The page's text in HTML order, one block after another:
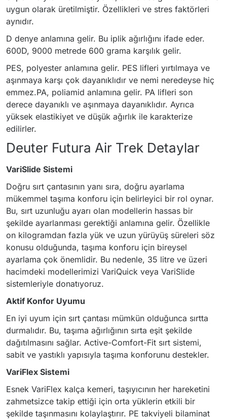
uygun olarak üretilmiştir. Özellikleri ve stres faktörleri
aynıdır.
D denye anlamına gelir. Bu iplik ağırlığını ifade eder.
600D, 9000 metrede 600 grama karşılık gelir.
PES, polyester anlamına gelir. PES lifleri yırtılmaya ve
aşınmaya karşı çok dayanıklıdır ve nemi neredeyse hiç
emmez.PA, poliamid anlamına gelir. PA lifleri son
derece dayanıklı ve aşınmaya dayanıklıdır. Ayrıca
yüksek elastikiyet ve düşük ağırlık ile karakterize
edilirler.
Deuter Futura Air Trek Detaylar
VariSlide Sistemi
Doğru sırt çantasının yanı sıra, doğru ayarlama
mükemmel taşıma konforu için belirleyici bir rol oynar.
Bu, sırt uzunluğu ayarı olan modellerin hassas bir
şekilde ayarlanması gerektiği anlamına gelir. Özellikle
on kilogramdan fazla yük ve uzun yürüyüş süreleri söz
konusu olduğunda, taşıma konforu için bireysel
ayarlama çok önemlidir. Bu nedenle, 35 litre ve üzeri
hacimdeki modellerimizi VariQuick veya VariSlide
sistemleriyle donatıyoruz.
Aktif Konfor Uyumu
En iyi uyum için sırt çantası mümkün olduğunca sırtta
durmalıdır. Bu, taşıma ağırlığının sırta eşit şekilde
dağıtılmasını sağlar. Active-Comfort-Fit sırt sistemi,
sabit ve yastıklı yapısıyla taşıma konforunu destekler.
VariFlex Sistemi
Esnek VariFlex kalça kemeri, taşıyıcının her hareketini
zahmetsizce takip ettiği için orta yüklerin etkili bir
şekilde taşınmasını kolaylaştırır. PE takviyeli bilaminat